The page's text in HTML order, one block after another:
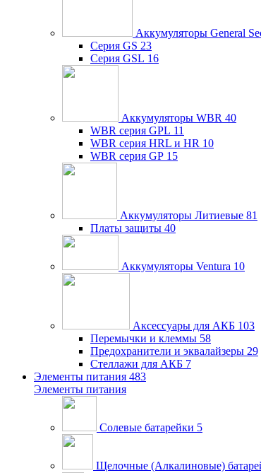
Аккумуляторы General
Серия GS 23
Серия GSL 16
Аккумуляторы WBR 40
WBR серия GPL 11
WBR серия HRL и HR 10
WBR серия GP 15
Аккумуляторы Литиевые 81
Платы защиты 40
Аккумуляторы Ventura 10
Аксессуары для АКБ 103
Перемычки и клеммы 58
Предохранители и эквалайзеры 29
Стеллажи для АКБ 7
Элементы питания 483
Элементы питания
Солевые батарейки 5
Щелочные (Алкалиновые)